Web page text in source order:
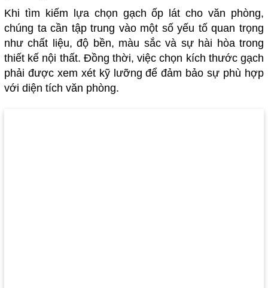
Khi tìm kiếm lựa chọn gạch ốp lát cho văn phòng,
chúng ta cần tập trung vào một số yếu tố quan trọng
như chất liệu, độ bền, màu sắc và sự hài hòa trong
thiết kế nội thất. Đồng thời, việc chọn kích thước gạch
phải được xem xét kỹ lưỡng để đảm bảo sự phù hợp
với diện tích văn phòng.